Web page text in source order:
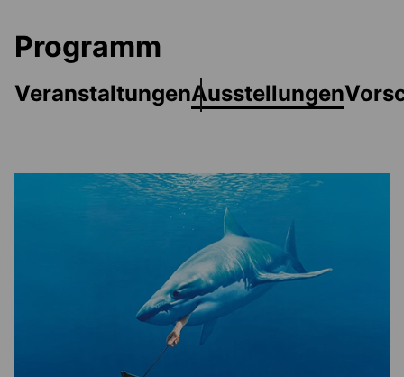
Programm
VeranstaltungenAusstellungen